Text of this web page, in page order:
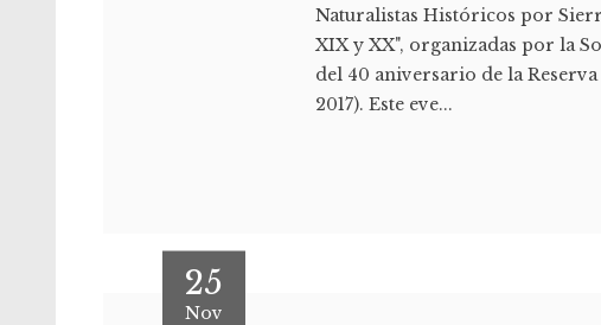
Naturalistas Históricos por
XIX y XX", organizadas por la
del 40 aniversario de la
2017). Este eve...
25
Nov